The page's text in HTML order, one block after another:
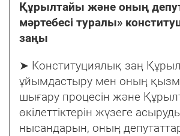
Құрылтайы және оның
мәртебесі туралы»
заңы
➤ Конституциялық заң
ұйымдастыру мен оның
шығару процесін және
өкілеттіктерін жүзеге
нысандарын, оның